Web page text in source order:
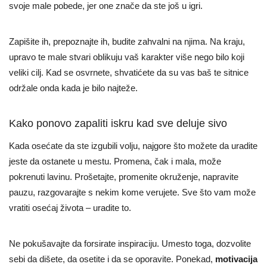
svoje male pobede, jer one znače da ste još u igri.
Zapišite ih, prepoznajte ih, budite zahvalni na njima. Na kraju,
upravo te male stvari oblikuju vaš karakter više nego bilo koji
veliki cilj. Kad se osvrnete, shvatićete da su vas baš te sitnice
održale onda kada je bilo najteže.
Kako ponovo zapaliti iskru kad sve deluje sivo
Kada osećate da ste izgubili volju, najgore što možete da uradite
jeste da ostanete u mestu. Promena, čak i mala, može
pokrenuti lavinu. Prošetajte, promenite okruženje, napravite
pauzu, razgovarajte s nekim kome verujete. Sve što vam može
vratiti osećaj života – uradite to.
Ne pokušavajte da forsirate inspiraciju. Umesto toga, dozvolite
sebi da dišete, da osetite i da se oporavite. Ponekad, motivacija